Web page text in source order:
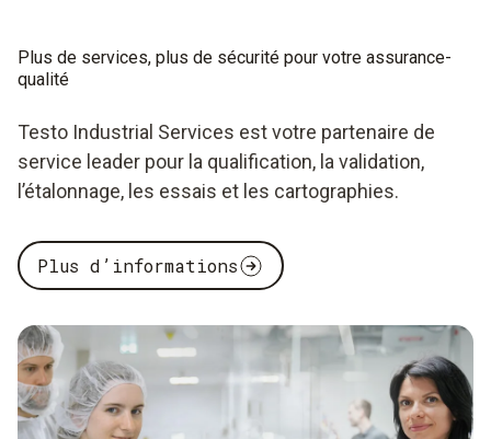
Plus de services, plus de sécurité pour votre assurance-
qualité
Testo Industrial Services est votre partenaire de
service leader pour la qualification, la validation,
l’étalonnage, les essais et les cartographies.
Plus d’informations